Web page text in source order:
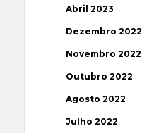
Abril 2023
Dezembro 2022
Novembro 2022
Outubro 2022
Agosto 2022
Julho 2022